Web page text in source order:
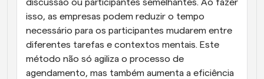
discussão ou participantes semelhantes. Ao fazer
isso, as empresas podem reduzir o tempo
necessário para os participantes mudarem entre
diferentes tarefas e contextos mentais. Este
método não só agiliza o processo de
agendamento, mas também aumenta a eficiência